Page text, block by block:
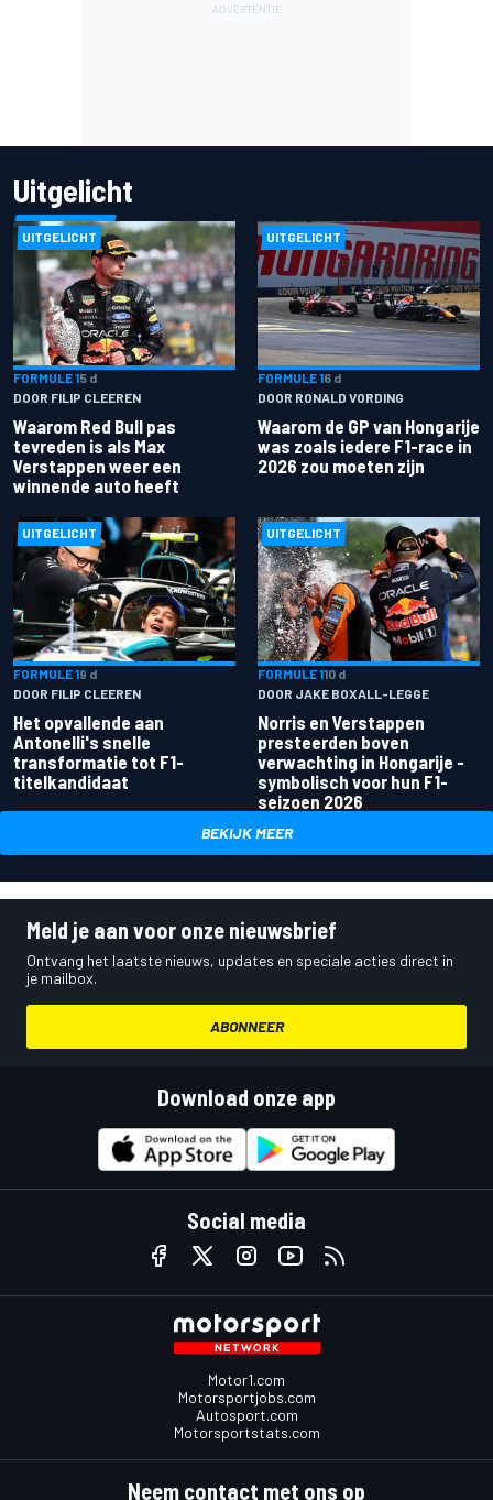
Uitgelicht
UITGELICHT
FORMULE 15 d
DOOR FILIP CLEEREN
Waarom Red Bull pas
tevreden is als Max
Verstappen weer een
winnende auto heeft
UITGELICHT
FORMULE 16 d
DOOR RONALD VORDING
Waarom de GP van Hongarije
was zoals iedere F1-race in
2026 zou moeten zijn
UITGELICHT
FORMULE 19 d
DOOR FILIP CLEEREN
Het opvallende aan
Antonelli's snelle
transformatie tot F1-
titelkandidaat
UITGELICHT
FORMULE 110 d
DOOR JAKE BOXALL-LEGGE
Norris en Verstappen
presteerden boven
verwachting in Hongarije -
symbolisch voor hun F1-
seizoen 2026
BEKIJK MEER
Meld je aan voor onze nieuwsbrief
Ontvang het laatste nieuws, updates en speciale acties direct in
je mailbox.
ABONNEER
Download onze app
Social media
Motor1.com
Motorsportjobs.com
Autosport.com
Motorsportstats.com
Neem contact met ons op